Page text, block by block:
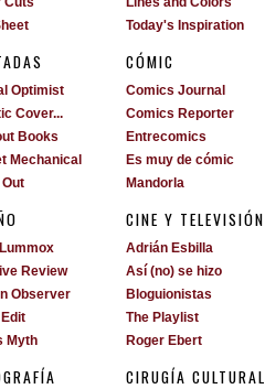
Optimist
Cover...
Books
Mechanical
Out
Review
Observer
Myth
Today's Inspiration
CÓMIC
Comics Journal
Comics Reporter
Entrecomics
Es muy de cómic
Mandorla
CINE Y TELEVISIÓN
Adrián Esbilla
Así (no) se hizo
Bloguionistas
The Playlist
Roger Ebert
CIRUGÍA CULTURAL